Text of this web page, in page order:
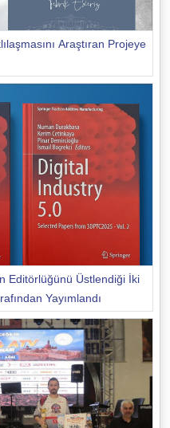
Araştıran Projeye
Editörlüğünü Üstlendiği İki
Yayımlandı